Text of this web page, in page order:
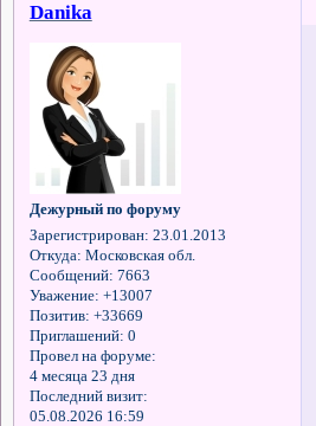
Danika
Дежурный по форуму
Зарегистрирован: 23.01.2013
Откуда: Московская обл.
Сообщений: 7663
Уважение: +13007
Позитив: +33669
Приглашений: 0
Провел на форуме:
4 месяца 23 дня
Последний визит:
05.08.2026 16:59